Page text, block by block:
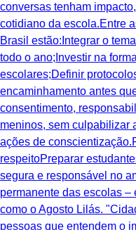
conversas tenham
cotidiano da escola.Entre
Brasil estão:Integrar o
todo o ano;Investir na
escolares;Definir
encaminhamento antes
consentimento,
meninos, sem culpabilizar
ações de
respeitoPreparar
segura e responsável no
permanente das escolas
como o Agosto Lilás.
pessoas que entendem o